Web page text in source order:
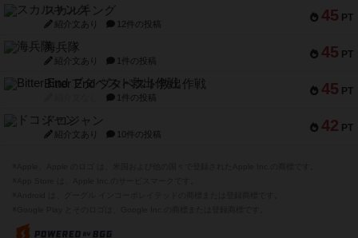
45 PT
スカルキング
紹介文あり 12件の投稿
45 PT
海兵隊
紹介文あり 1件の投稿
45 PT
Bitter End ブタペスト救出作戦
1件の投稿
42 PT
ドコジャン
紹介文あり 10件の投稿